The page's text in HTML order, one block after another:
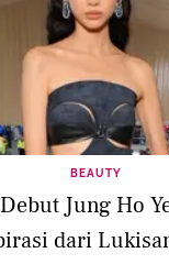
BEAUTY
Jung Ho
dari